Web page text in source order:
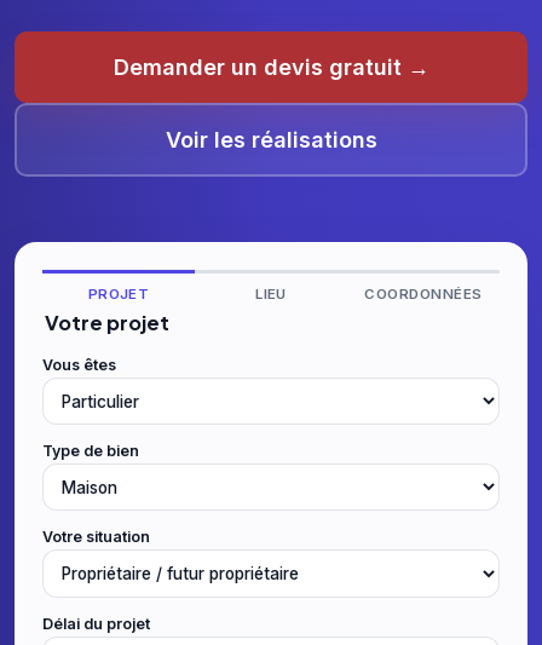
Demander un devis gratuit →
Voir les réalisations
PROJET LIEU COORDONNÉES
Votre projet
Vous êtes
Type de bien
Votre situation
Délai du projet